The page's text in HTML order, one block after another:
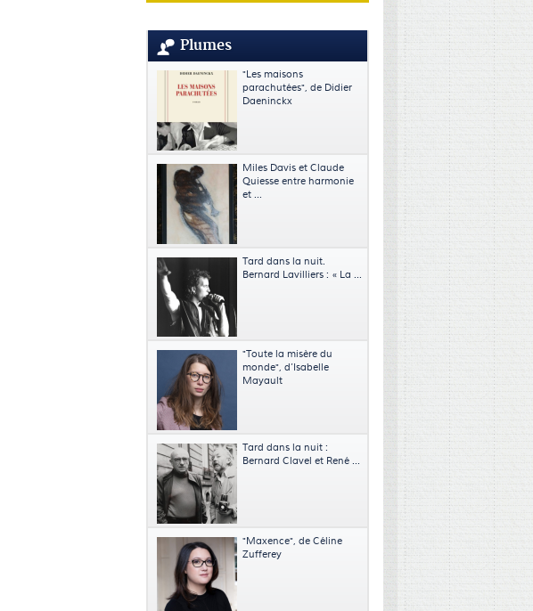
Plumes
"Les maisons
parachutées", de Didier
Daeninckx
Miles Davis et Claude
Quiesse entre harmonie
et ...
Tard dans la nuit.
Bernard Lavilliers : « La ...
"Toute la misère du
monde", d’Isabelle
Mayault
Tard dans la nuit :
Bernard Clavel et René ...
"Maxence", de Céline
Zufferey